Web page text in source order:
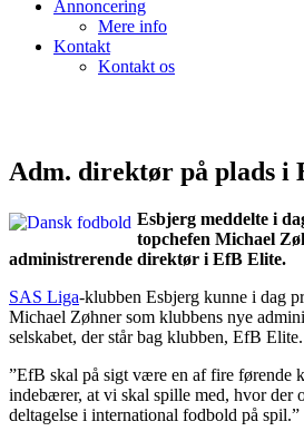
Annoncering
Mere info
Kontakt
Kontakt os
Adm. direktør på plads i
Esbjerg meddelte i
topchefen Michael
administrerende direktør i EfB Elite.
SAS Liga-klubben Esbjerg kunne i dag
Michael Zøhner som klubbens nye
selskabet, der står bag klubben, EfB Elite.
”EfB skal på sigt være en af fire førende
indebærer, at vi skal spille med, hvor der
deltagelse i international fodbold på spil.”